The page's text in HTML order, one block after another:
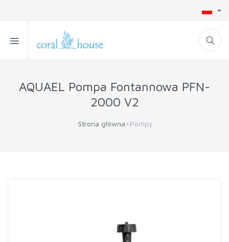
AQUAEL Pompa Fontannowa PFN-
2000 V2
Strona główna Pompy